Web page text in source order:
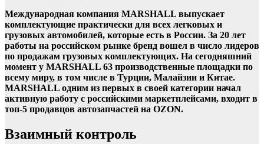
Международная компания MARSHALL выпускает
комплектующие практически для всех легковых и
грузовых автомобилей, которые есть в России. За 20 лет
работы на российском рынке бренд вошел в число лидеров
по продажам грузовых комплектующих. На сегодняшний
момент у MARSHALL 63 производственные площадки по
всему миру, в том числе в Турции, Малайзии и Китае.
MARSHALL одним из первых в своей категории начал
активную работу с российскими маркетплейсами, входит в
топ-5 продавцов автозапчастей на OZON.
Взаимный контроль